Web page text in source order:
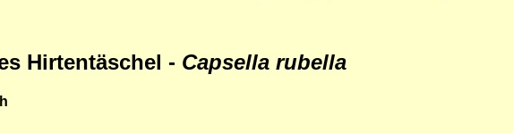
Hirtentäschel - Capsella rubella